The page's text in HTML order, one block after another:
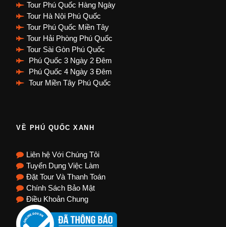
Tour Phú Quốc Hàng Ngày
Tour Hà Nội Phú Quốc
Tour Phú Quốc Miền Tây
Tour Hải Phòng Phú Quốc
Tour Sài Gòn Phú Quốc
Phú Quốc 3 Ngày 2 Đêm
Phú Quốc 4 Ngày 3 Đêm
Tour Miền Tây Phú Quốc
VỀ PHÚ QUỐC XANH
Liên hệ Với Chúng Tôi
Tuyển Dụng Việc Làm
Đặt Tour Và Thanh Toán
Chính Sách Bảo Mật
Điều Khoản Chung